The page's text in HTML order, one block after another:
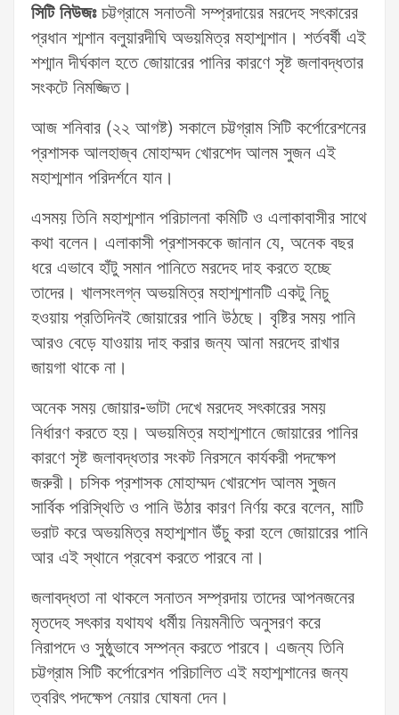
সিটি নিউজঃচট্টগ্রামে সনাতনী সম্প্রদায়ের মরদেহ সৎকারের
প্রধান শ্মশান বলুয়ারদীঘি অভয়মিত্র মহাশ্মশান। শর্তবর্ষী এই
শশ্মান দীর্ঘকাল হতে জোয়ারের পানির কারণে সৃষ্ট জলাবদ্ধতার
সংকটে নিমজ্জিত।
আজ শনিবার (২২ আগষ্ট) সকালে চট্টগ্রাম সিটি কর্পোরেশনের
প্রশাসক আলহাজ্ব মোহাম্মদ খোরশেদ আলম সুজন এই
মহাশ্মশান পরিদর্শনে যান।
এসময় তিনি মহাশ্মশান পরিচালনা কমিটি ও এলাকাবাসীর সাথে
কথা বলেন। এলাকাসী প্রশাসককে জানান যে, অনেক বছর
ধরে এভাবে হাঁটু সমান পানিতে মরদেহ দাহ করতে হচ্ছে
তাদের। খালসংলগ্ন অভয়মিত্র মহাশ্মশানটি একটু নিচু
হওয়ায় প্রতিদিনই জোয়ারের পানি উঠছে। বৃষ্টির সময় পানি
আরও বেড়ে যাওয়ায় দাহ করার জন্য আনা মরদেহ রাখার
জায়গা থাকে না।
অনেক সময় জোয়ার-ভাটা দেখে মরদেহ সৎকারের সময়
নির্ধারণ করতে হয়। অভয়মিত্র মহাশ্মশানে জোয়ারের পানির
কারণে সৃষ্ট জলাবদ্ধতার সংকট নিরসনে কার্যকরী পদক্ষেপ
জরুরী। চসিক প্রশাসক মোহাম্মদ খোরশেদ আলম সুজন
সার্বিক পরিস্থিতি ও পানি উঠার কারণ নির্ণয় করে বলেন, মাটি
ভরাট করে অভয়মিত্র মহাশ্মশান উঁচু করা হলে জোয়ারের পানি
আর এই স্থানে প্রবেশ করতে পারবে না।
জলাবদ্ধতা না থাকলে সনাতন সম্প্রদায় তাদের আপনজনের
মৃতদেহ সৎকার যথাযথ ধর্মীয় নিয়মনীতি অনুসরণ করে
নিরাপদে ও সুষ্ঠুভাবে সম্পন্ন করতে পারবে। এজন্য তিনি
চট্টগ্রাম সিটি কর্পোরেশন পরিচালিত এই মহাশ্মশানের জন্য
ত্বরিৎ পদক্ষেপ নেয়ার ঘোষনা দেন।